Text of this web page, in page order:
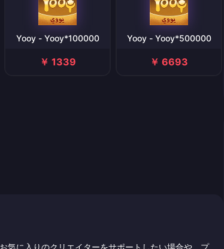
Yooy - Yooy*100000
￥ 1339
Yooy - Yooy*500000
￥ 6693